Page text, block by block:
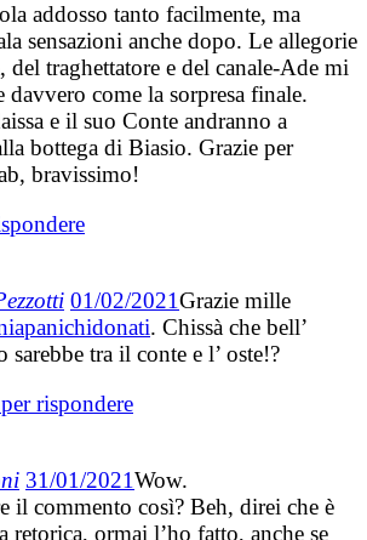
addosso tanto facilmente, ma
sensazioni anche dopo. Le allegorie
del traghettatore e del canale-Ade mi
davvero come la sorpresa finale.
e il suo Conte andranno a
bottega di Biasio. Grazie per
bravissimo!
01/02/2021Grazie mille
. Chissà che bell’
sarebbe tra il conte e l’ oste!?
rispondere
31/01/2021Wow.
il commento così? Beh, direi che è
retorica, ormai l’ho fatto, anche se